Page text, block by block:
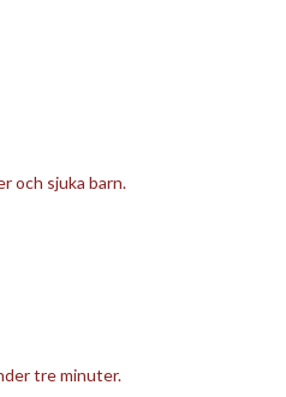
och sjuka barn.
tre minuter.